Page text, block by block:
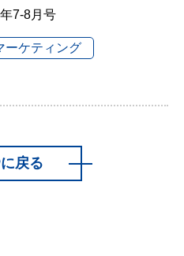
7-8月号
ーケティング
戻る